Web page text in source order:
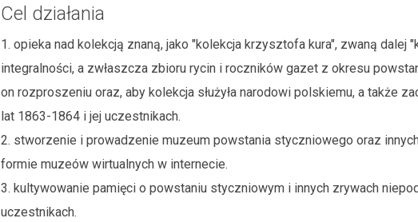
Cel działania
1. opieka nad kolekcją znaną, jako "kolekcja krzysztofa kura", zwaną dalej
integralności, a zwłaszcza zbioru rycin i roczników gazet z okresu
on rozproszeniu oraz, aby kolekcja służyła narodowi polskiemu, a także
lat 1863-1864 i jej uczestnikach.
2. stworzenie i prowadzenie muzeum powstania styczniowego oraz
formie muzeów wirtualnych w internecie.
3. kultywowanie pamięci o powstaniu styczniowym i innych zrywach
uczestnikach.